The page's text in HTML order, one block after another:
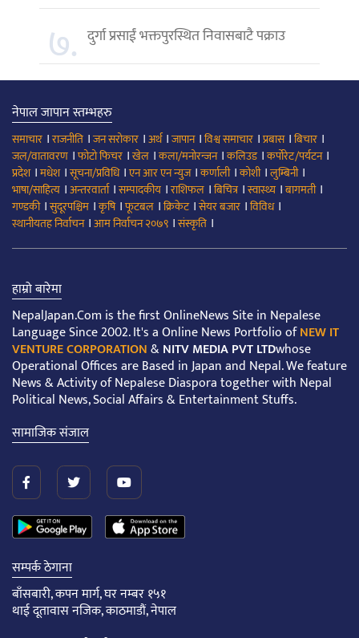
७. दुर्गा प्रसाईं भक्तपुरस्थित निवासबाटै पक्राउ
नेपाल जापान स्तम्भहरु
समाचार ।राजनीति ।जन सरोकार ।अर्थ।जापान।विश्व समाचार ।प्रबास।बिचार ।
जल/वातावरण ।फोटो फिचर ।खेल ।कला/मनोरन्जन।कलिउड।कर्पोरेट/पर्यटन।
प्रदेश।मधेश।सूचना/प्रविधि।एन आर एन न्युज।कर्णाली।कोशी।लुम्बिनी।
भाषा/साहित्य ।अन्तरवार्ता।सम्पादकीय ।राशिफल ।बिचित्र।स्वास्थ्य ।बागमती।
गण्डकी।सुदूरपश्चिम ।कृषि।फूटबल ।क्रिकेट।सेयर बजार ।विविध।
स्थानीयतह निर्वाचन।आम निर्वाचन २०७९ ।संस्कृति ।
हाम्रो बारेमा
NepalJapan.Com is the first OnlineNews Site in Nepalese
Language Since 2002. It's a Online News Portfolio ofNEW IT
VENTURE CORPORATION&NITV MEDIA PVT LTDwhose
Operational Offices are Based in Japan and Nepal. We feature
News & Activity of Nepalese Diaspora together with Nepal
Political News, Social Affairs & Entertainment Stuffs.
सामाजिक संजाल
सम्पर्क ठेगाना
बाँसबारी, कपन मार्ग, घर नम्बर १५१
थाई दूतावास नजिक, काठमाडौं, नेपाल